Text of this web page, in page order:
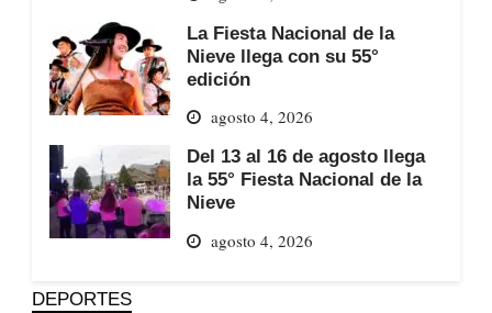
La Fiesta Nacional de la
Nieve llega con su 55°
edición
agosto 4, 2026
Del 13 al 16 de agosto llega
la 55° Fiesta Nacional de la
Nieve
agosto 4, 2026
DEPORTES